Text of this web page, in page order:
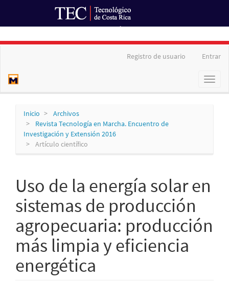
Registro de usuario Entrar
Toggle
Inicio
Archivos
Revista Tecnología en Marcha. Encuentro de
Investigación y Extensión 2016
Artículo científico
Uso de la energía solar en
sistemas de producción
agropecuaria: producción
más limpia y eficiencia
energética